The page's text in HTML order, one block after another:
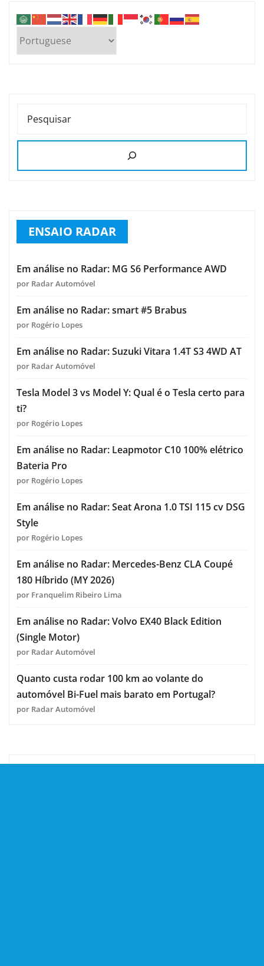
PESQUISAR
ENSAIO RADAR
Em análise no Radar: MG S6 Performance AWD
por Radar Automóvel
Em análise no Radar: smart #5 Brabus
por Rogério Lopes
Em análise no Radar: Suzuki Vitara 1.4T S3 4WD AT
por Radar Automóvel
Tesla Model 3 vs Model Y: Qual é o Tesla certo para
ti?
por Rogério Lopes
Em análise no Radar: Leapmotor C10 100% elétrico
Bateria Pro
por Rogério Lopes
Em análise no Radar: Seat Arona 1.0 TSI 115 cv DSG
Style
por Rogério Lopes
Em análise no Radar: Mercedes-Benz CLA Coupé
180 Híbrido (MY 2026)
por Franquelim Ribeiro Lima
Em análise no Radar: Volvo EX40 Black Edition
(Single Motor)
por Radar Automóvel
Quanto custa rodar 100 km ao volante do
automóvel Bi-Fuel mais barato em Portugal?
por Radar Automóvel